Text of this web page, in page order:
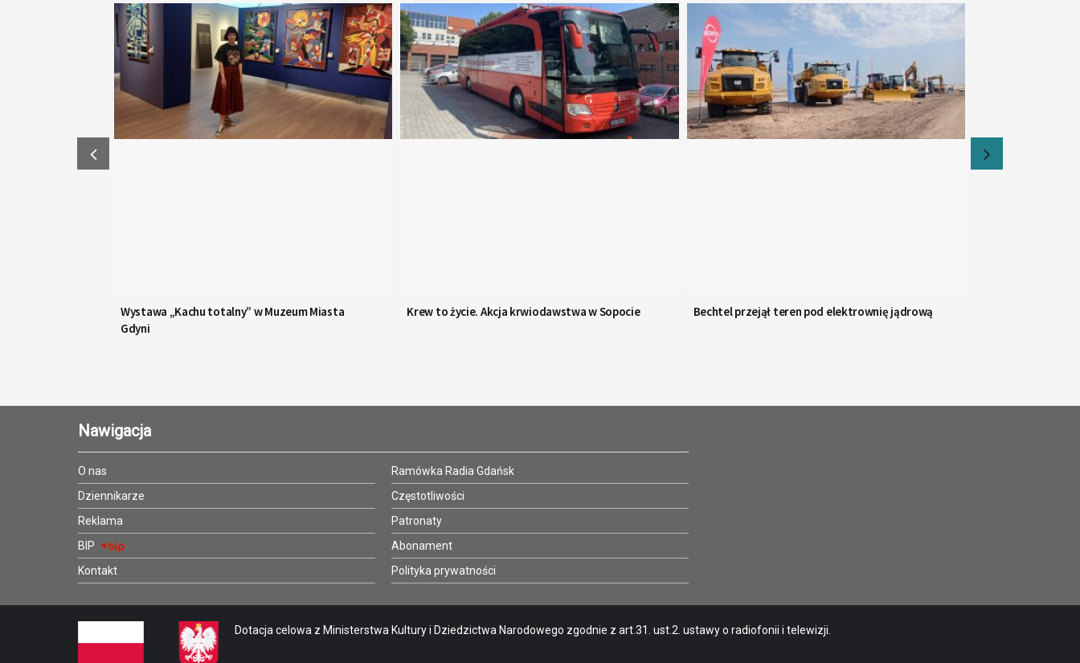
Wystawa „Kachu totalny” w Muzeum Miasta
Gdyni
Krew to życie. Akcja krwiodawstwa w Sopocie Bechtel przejął teren pod elektrownię jądrową
Nawigacja
O nas
Dziennikarze
Reklama
BIP
Kontakt
Ramówka Radia Gdańsk
Częstotliwości
Patronaty
Abonament
Polityka prywatności
Dotacja celowa z Ministerstwa Kultury i Dziedzictwa Narodowego zgodnie z art.31. ust.2. ustawy o radiofonii i telewizji.